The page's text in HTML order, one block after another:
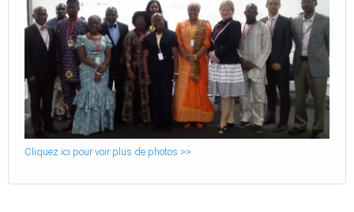
Cliquez ici pour voir plus de photos >>